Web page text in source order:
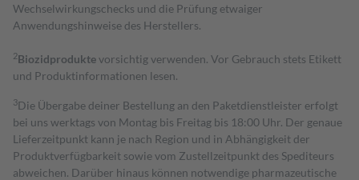
Wechselwirkungschecks und die Prüfung etwaiger
Anwendungshinweise des Herstellers.
2Biozidproduktevorsichtig verwenden. Vor Gebrauch stets Etikett
und Produktinformationen lesen.
3Die Übergabe deiner Bestellung an den Paketdienstleister erfolgt
bei uns werktags von Montag bis Freitag bis 18:00 Uhr. Der genaue
Lieferzeitpunkt kann je nach Region und in Abhängigkeit der
Produktverfügbarkeit sowie vom Zustellzeitpunkt des Spediteurs
abweichen. Darüber hinaus können notwendige pharmazeutische